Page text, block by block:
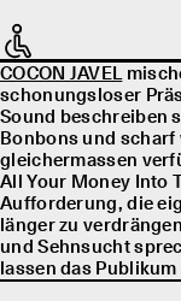
COCON JAVEL
schonungsloser
Sound beschreiben
Bonbons und scharf
gleichermassen
All Your Money Into
Aufforderung, die
länger zu
und Sehnsucht
lassen das